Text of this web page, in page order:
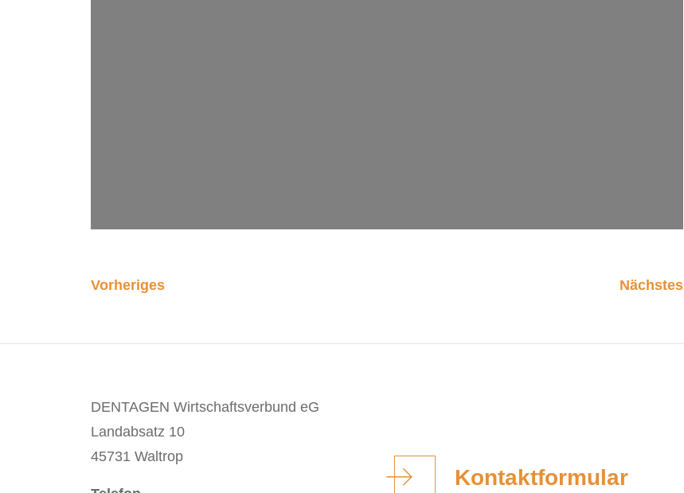
Vorheriges Nächstes
DENTAGEN Wirtschaftsverbund eG
Landabsatz 10
45731 Waltrop
Kontaktformular